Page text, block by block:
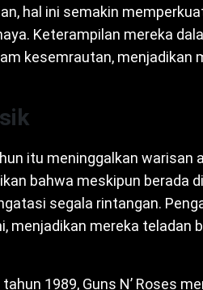
hal ini semakin
Keterampilan mereka
kesemrautan, menjadikan
itu meninggalkan warisan
bahwa meskipun berada
segala rintangan.
menjadikan mereka teladan
1989, Guns N’ Roses